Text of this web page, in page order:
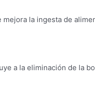
la ingesta de
a la eliminación de la